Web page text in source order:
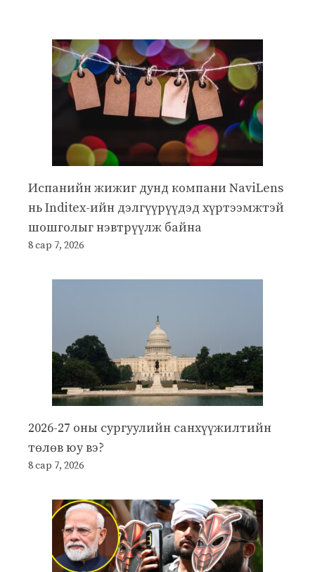
Испанийн жижиг дунд компани NaviLens
нь Inditex-ийн дэлгүүрүүдэд хүртээмжтэй
шошголыг нэвтрүүлж байна
8 сар 7, 2026
2026-27 оны сургуулийн санхүүжилтийн
төлөв юу вэ?
8 сар 7, 2026